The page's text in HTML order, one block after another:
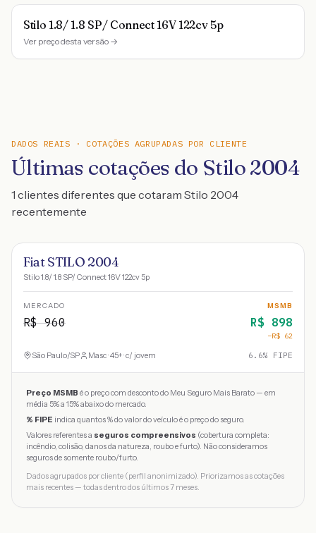
Stilo 1.8/ 1.8 SP/ Connect 16V 122cv 5p
Ver preço desta versão →
DADOS REAIS · COTAÇÕES AGRUPADAS POR CLIENTE
Últimas cotações do Stilo 2004
1 clientes diferentes que cotaram Stilo 2004
recentemente
Fiat STILO 2004
Stilo 1.8/ 1.8 SP/ Connect 16V 122cv 5p
MERCADO
R$960
MSMB
R$ 898
−R$ 62
São Paulo/SP Masc · 45+ · c/ jovem 6.6% FIPE
Preço MSMB é o preço com desconto do Meu Seguro Mais Barato — em
média 5% a 15% abaixo do mercado.
% FIPE indica quantos % do valor do veículo é o preço do seguro.
Valores referentes a seguros compreensivos (cobertura completa:
incêndio, colisão, danos da natureza, roubo e furto). Não consideramos
seguros de somente roubo/furto.
Dados agrupados por cliente (perfil anonimizado). Priorizamos as cotações
mais recentes — todas dentro dos últimos 7 meses.